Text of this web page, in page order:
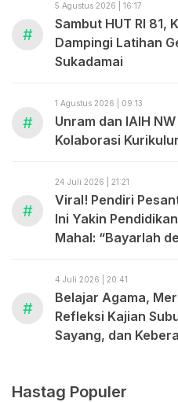
#
5 Agustus 2026 | 16:17
Sambut HUT RI 81,
Dampingi Latihan
Sukadamai
#
1 Agustus 2026 | 09:13
Unram dan IAIH
Kolaborasi
#
24 Juli 2026 | 21:21
Viral! Pendiri
Ini Yakin
Mahal: “Bayarlah
#
4 Juli 2026 | 20:41
Belajar Agama,
Refleksi Kajian
Sayang, dan
Hastag Populer